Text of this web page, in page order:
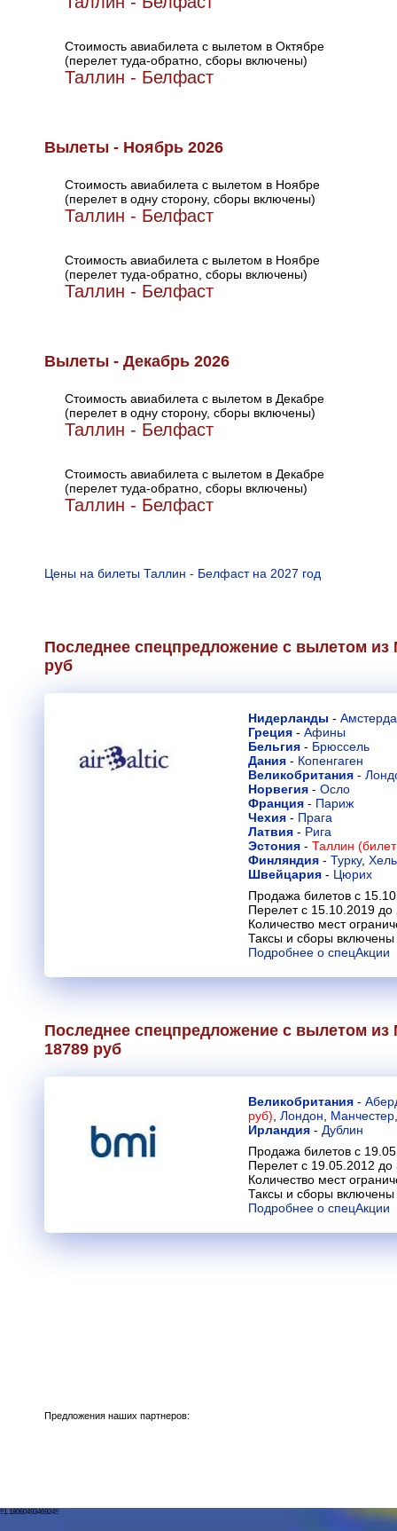
Стоимость авиабилета с вылетом в Октябре
(перелет туда-обратно, сборы включены)
Таллин - Белфаст
Вылеты - Ноябрь 2026
Стоимость авиабилета с вылетом в Ноябре
(перелет в одну сторону, сборы включены)
Таллин - Белфаст
Стоимость авиабилета с вылетом в Ноябре
(перелет туда-обратно, сборы включены)
Таллин - Белфаст
Вылеты - Декабрь 2026
Стоимость авиабилета с вылетом в Декабре
(перелет в одну сторону, сборы включены)
Таллин - Белфаст
Стоимость авиабилета с вылетом в Декабре
(перелет туда-обратно, сборы включены)
Таллин - Белфаст
Цены на билеты Таллин - Белфаст на 2027 год
Последнее спецпредложение с вылетом
руб
Нидерланды -
Греция - Афины
Бельгия - Брюссель
Дания - Копенгаген
Великобритания -
Норвегия - Осло
Франция - Париж
Чехия - Прага
Латвия - Рига
Эстония - Таллин
Финляндия - Турку,
Швейцария - Цюрих
Продажа билетов с
Перелет с 15.10.2019 до
Количество мест
Таксы и сборы включены
Подробнее о спецАкции
Последнее спецпредложение с вылетом
18789 руб
Великобритания -
руб) Лондон Манчестер
Ирландия - Дублин
Продажа билетов с
Перелет с 19.05.2012 до
Количество мест
Таксы и сборы включены
Подробнее о спецАкции
Предложения наших партнеров:
!!1.1806049346924!!